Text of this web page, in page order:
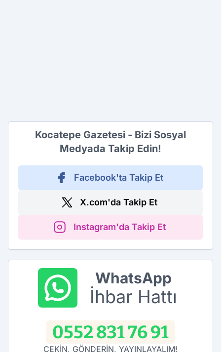
Kocatepe Gazetesi - Bizi Sosyal
Medyada Takip Edin!
Facebook'ta Takip Et
X.com'da Takip Et
Instagram'da Takip Et
WhatsApp
İhbar Hattı
0552 831 76 91
ÇEKİN, GÖNDERİN, YAYINLAYALIM!